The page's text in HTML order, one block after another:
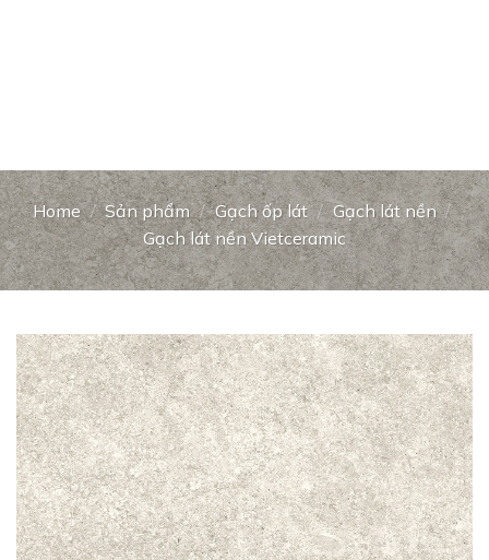
Home / Sản phẩm / Gạch ốp lát / Gạch lát nền /
Gạch lát nền Vietceramic